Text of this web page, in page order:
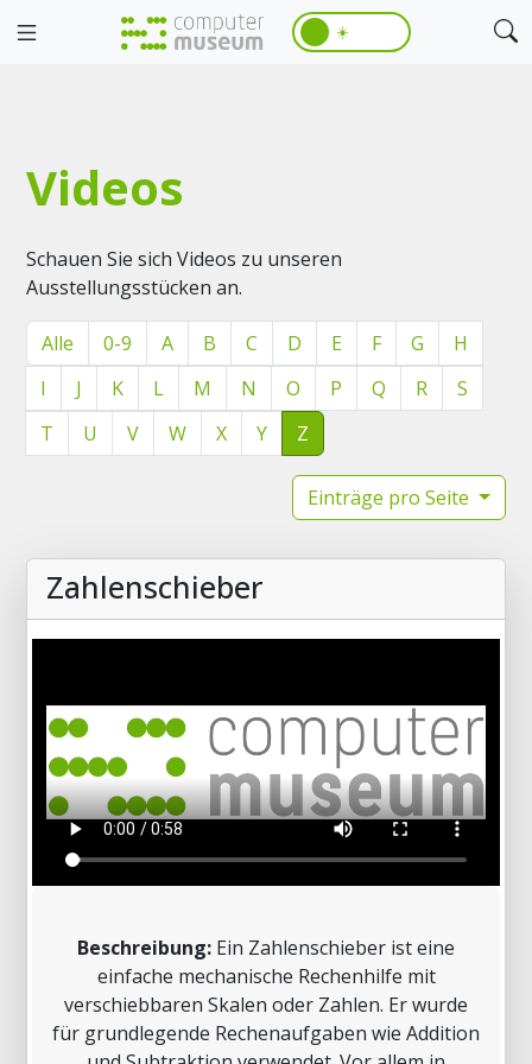
☀️
Videos
Schauen Sie sich Videos zu unseren
Ausstellungsstücken an.
Alle 0-9 A B C D E F G
H
I
J K L M N O P Q R
S
T
U V W X Y Z
Einträge pro Seite
Zahlenschieber
Beschreibung: Ein Zahlenschieber ist eine
einfache mechanische Rechenhilfe mit
verschiebbaren Skalen oder Zahlen. Er wurde
für grundlegende Rechenaufgaben wie Addition